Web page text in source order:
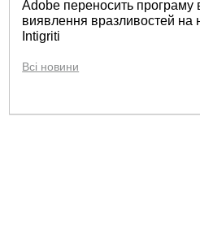
Adobe переносить програму
виявлення вразливостей на
Intigriti
Всі новини